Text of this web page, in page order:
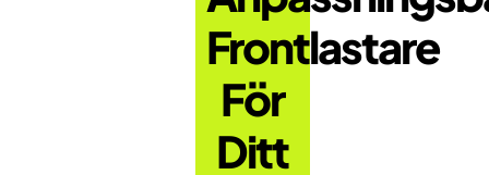
Frontlastare
För
Ditt